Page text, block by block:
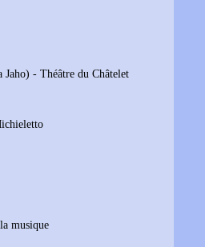
- Théâtre du Châtelet
musique